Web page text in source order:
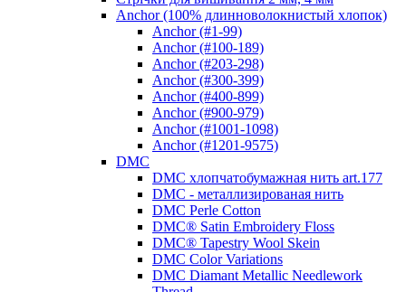
Anchor (100% длинноволокнистый хлопок)
Anchor (#1-99)
Anchor (#100-189)
Anchor (#203-298)
Anchor (#300-399)
Anchor (#400-899)
Anchor (#900-979)
Anchor (#1001-1098)
Anchor (#1201-9575)
DMC
DMC хлопчатобумажная нить art.177
DMC - металлизированая нить
DMC Perle Cotton
DMC® Satin Embroidery Floss
DMC® Tapestry Wool Skein
DMC Color Variations
DMC Diamant Metallic Needlework